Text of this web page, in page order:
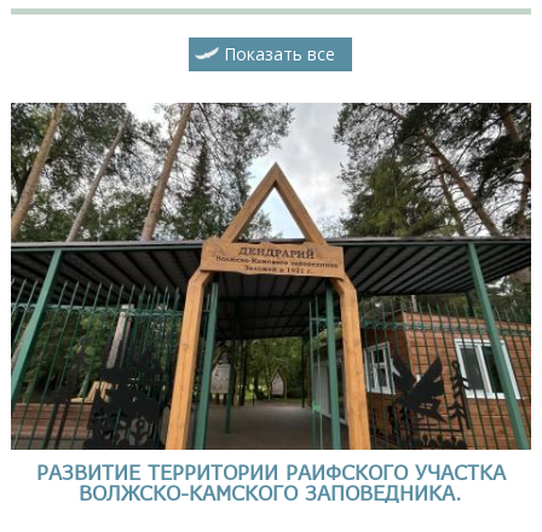
Показать все
РАЗВИТИЕ ТЕРРИТОРИИ РАИФСКОГО УЧАСТКА
ВОЛЖСКО-КАМСКОГО ЗАПОВЕДНИКА.